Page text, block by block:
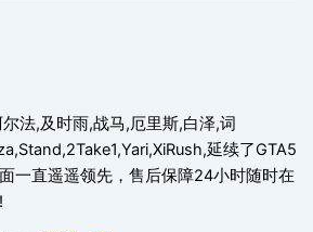
法,及时雨,战马,厄里斯,白泽,词
延续了GTA5
一直遥遥领先，售后保障24小时随时在